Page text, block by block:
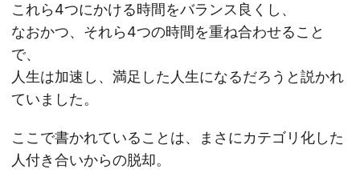
これら4つにかける時間をバランス良くし、
なおかつ、それら4つの時間を重ね合わせること
で、
人生は加速し、満足した人生になるだろうと説かれ
ていました。
ここで書かれていることは、まさにカテゴリ化した
人付き合いからの脱却。